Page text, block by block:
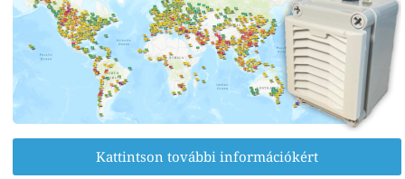
Kattintson további információkért